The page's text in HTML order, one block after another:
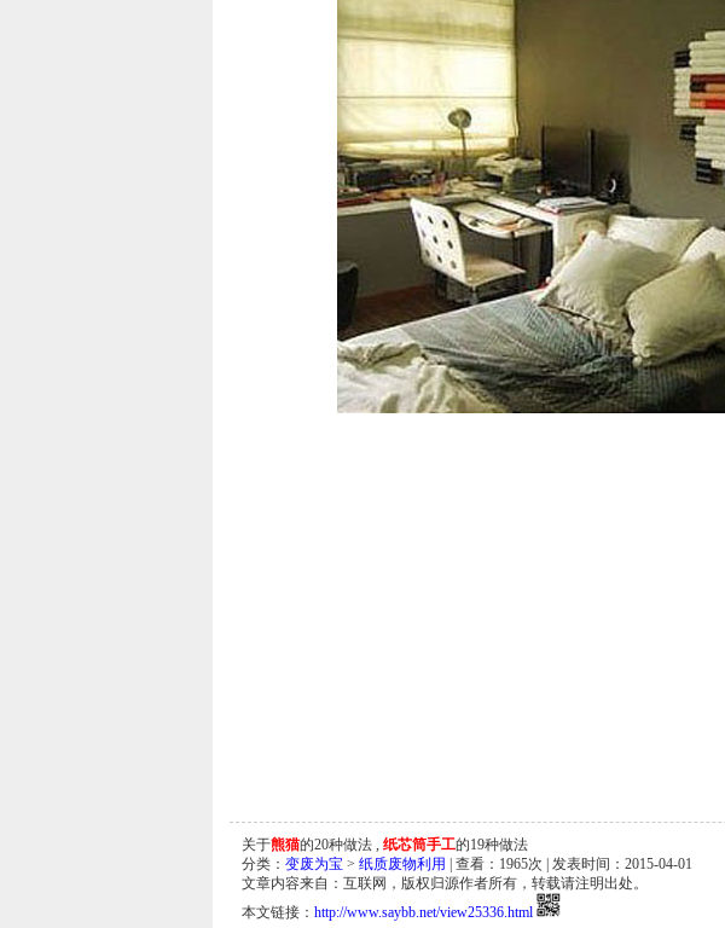
关于熊猫的20种做法 , 纸芯筒手工的19种做法
分类： 变废为宝 > 纸质废物利用 | 查看： 1965次 | 发表时间：2015-04-01
文章内容来自：互联网，版权归源作者所有，转载请注明出处。
本文链接： http://www.saybb.net/view25336.html